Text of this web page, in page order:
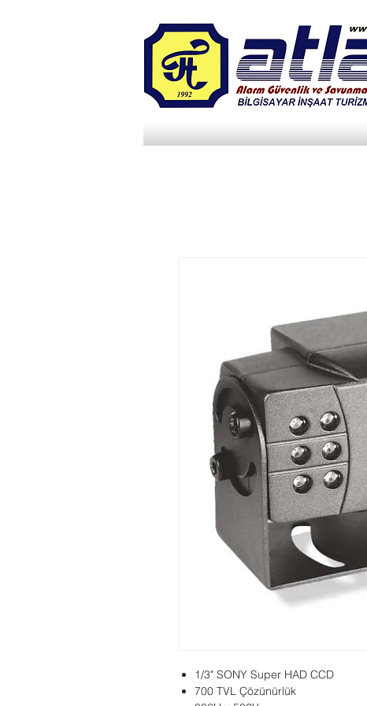
1/3" SONY Super HAD CCD
700 TVL Çözünürlük